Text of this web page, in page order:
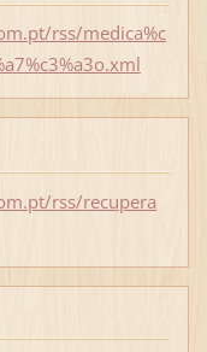
rss/medica%c
rss/recupera